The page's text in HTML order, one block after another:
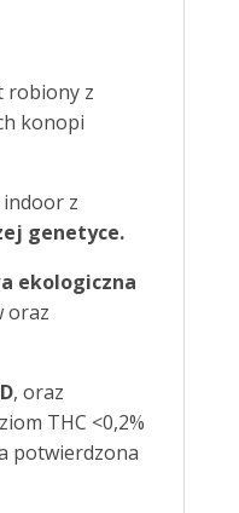
robiony z
konopi
z
genetyce.
ekologiczna
oraz
, oraz
THC <0,2%
potwierdzona